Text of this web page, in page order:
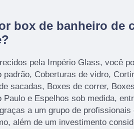
box de banheiro de
pela Império Glass, você
padrão, Coberturas de vidro,
sacadas, Boxes de correr,
Paulo e Espelhos sob medida,
a um grupo de profissionais
além de um investimento